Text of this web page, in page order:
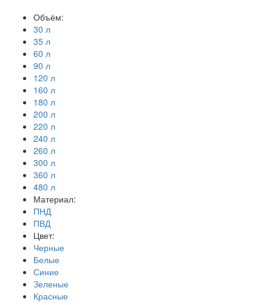
Объём:
30 л
35 л
60 л
90 л
120 л
160 л
180 л
200 л
220 л
240 л
260 л
300 л
360 л
480 л
Материал:
ПНД
ПВД
Цвет:
Черные
Белые
Синие
Зеленые
Красные